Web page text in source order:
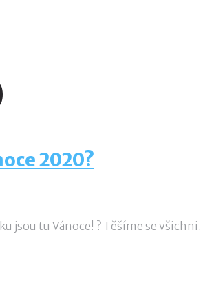
2020?
jsou tu Vánoce! ? Těšíme se